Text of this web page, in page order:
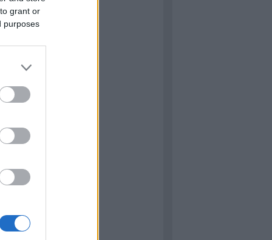
grant or
purposes
Címkefelhő
Matilda
Hot
Star Wars: Vector Prime (Új
sorozat 1.)
emlékei
osztag